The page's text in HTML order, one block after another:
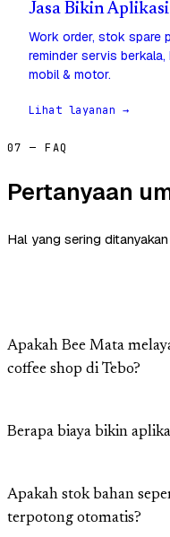
Jasa Bikin
Work order, stok spare
reminder servis
mobil & motor.
Lihat layanan →
07 — FAQ
Pertanyaan
Hal yang sering
Apakah Bee Mata
coffee shop di Tebo?
Berapa biaya bikin
Apakah stok bahan
terpotong otomatis?